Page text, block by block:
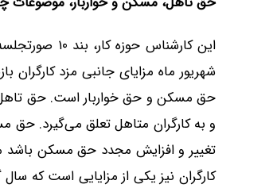
شهریور ماه مزایای جانبی مزد
تغییر و افزایش مجدد حق مسکن باشد
کارگران نیز یکی از مزایایی است که